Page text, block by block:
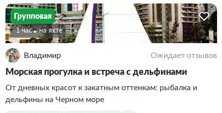
Групповая
1 час На яхте
Владимир Ожидает отзывов
Морская прогулка и встреча с дельфинами
От дневных красот к закатным оттенкам: рыбалка и
дельфины на Черном море